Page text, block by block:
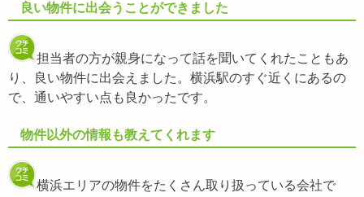
良い物件に出会うことができました
担当者の方が親身になって話を聞いてくれたこともあ
り、良い物件に出会えました。横浜駅のすぐ近くにあるの
で、通いやすい点も良かったです。
物件以外の情報も教えてくれます
横浜エリアの物件をたくさん取り扱っている会社で